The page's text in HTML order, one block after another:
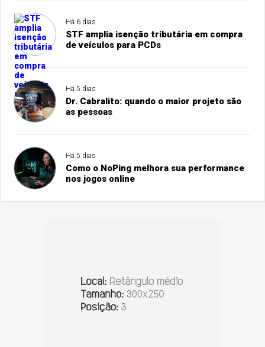
Há 6 dias
STF amplia isenção tributária em compra
de veículos para PCDs
Há 5 dias
Dr. Cabralito: quando o maior projeto são
as pessoas
Há 5 dias
Como o NoPing melhora sua performance
nos jogos online